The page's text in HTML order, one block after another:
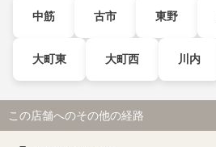
中筋 古市 東野
大町東 大町西 川内
この店舗へのその他の経路